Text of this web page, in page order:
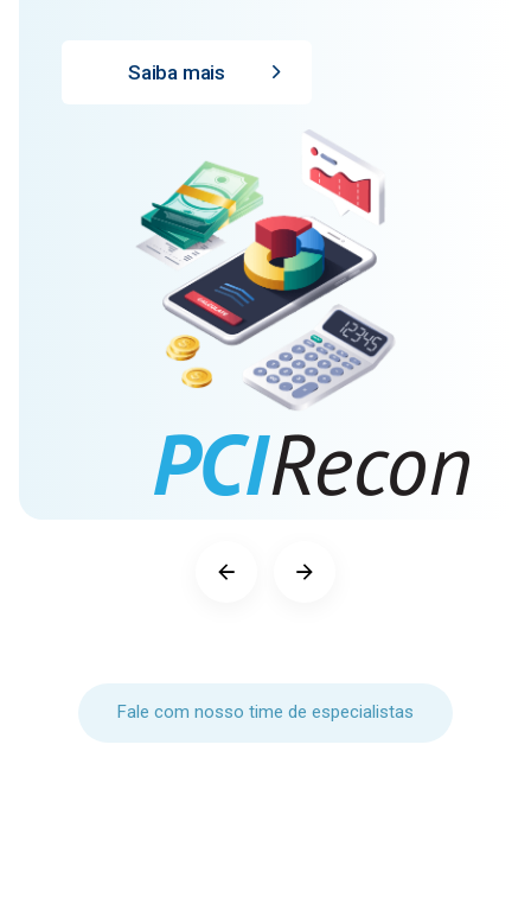
Saiba mais
Fale com nosso time de especialistas